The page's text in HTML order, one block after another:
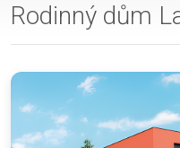
Rodinný dům